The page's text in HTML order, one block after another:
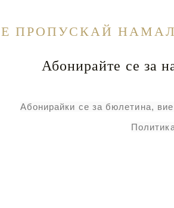
ПРОПУСКАЙ
Абонирайте се за
Абонирайки се за бюлетина,